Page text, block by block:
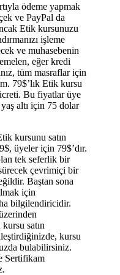
ödeme yapmak
ve PayPal da
Etik kursunuzu
işleme
ve muhasebenin
eğer kredi
tüm masraflar için
79$’lık Etik kursu
Bu fiyatlar üye
altı için 75 dolar
kursunu satın
üyeler için 79$’dır.
tek seferlik bir
çevrimiçi bir
Baştan sona
için
bilgilendiricidir.
satın
kursu
bulabilirsiniz.
Sertifikam